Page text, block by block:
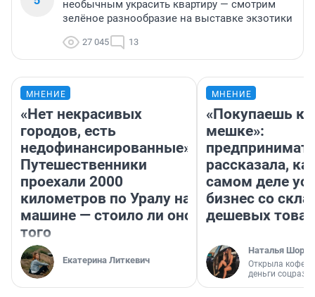
необычным украсить квартиру — смотрим
зелёное разнообразие на выставке экзотики
27 045 13
МНЕНИЕ
«Нет некрасивых
городов, есть
недофинансированные».
Путешественники
проехали 2000
километров по Уралу на
машине — стоило ли оно
того
Екатерина Литкевич
МНЕНИЕ
«Покупаешь
мешке»:
рассказала,
самом деле
бизнес со
дешевых
Наталья
Открыла
деньги